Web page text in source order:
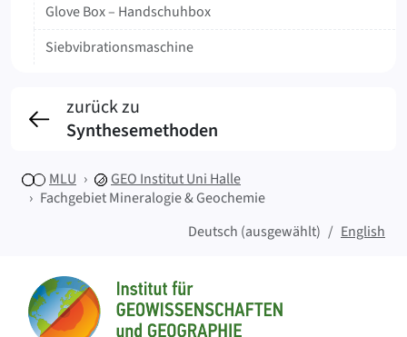
Glove Box – Handschuhbox
Siebvibrationsmaschine
zurück zu
Synthesemethoden
MLU GEO Institut Uni Halle
Fachgebiet Mineralogie & Geochemie
Deutsch (ausgewählt)
English
Startseite